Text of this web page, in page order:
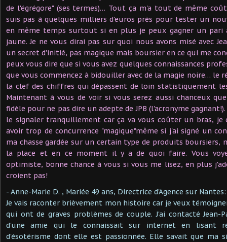
de l'égrégore" (ses termes)… Tout ça m'a tout de même
suis pas à quelques milliers d'euros près pour tester un
en même temps surtout si en plus je peux gagner un pari
jaune. Je ne vous dirai pas sur quoi nous avons misé avec
un secret d'initié, pas magique mais boursier en ce qui me
peux vous dire que si vous avez quelques connaissances
que vous commencez à bidouiller avec de la magie noire… le
la clef des chiffres qui dépassent de loin statistiquement
Maintenant à vous de voir si vous serez aussi chanceux
fidèle pour ne pas dire un adepte de JPB (l'acronyme
le signaler tranquillement car ça va vous coûter un bras, je
avoir trop de concurrence "magique"même si j'ai signé un
ma chasse gardée sur un certain type de produits boursiers,
la place et en ce moment il y a de quoi faire. Vous
optimiste, bonne chance à vous si vous me lisez, en plus
croient pas!
- Anne-Marie D. , Mariée 49 ans, Directrice d'Agence sur Nantes:
Je vais raconter brièvement mon histoire car je veux
qui ont de graves problèmes de couple. J'ai contacté Jean-
d'une amie qui le connaissait sur internet en lisant
d'ésotérisme dont elle est passionnée. Elle savait que ma